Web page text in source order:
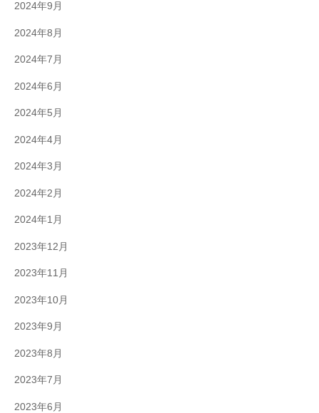
2024年9月
2024年8月
2024年7月
2024年6月
2024年5月
2024年4月
2024年3月
2024年2月
2024年1月
2023年12月
2023年11月
2023年10月
2023年9月
2023年8月
2023年7月
2023年6月